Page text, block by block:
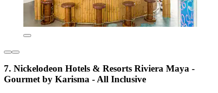
7. Nickelodeon Hotels & Resorts Riviera Maya -
Gourmet by Karisma - All Inclusive